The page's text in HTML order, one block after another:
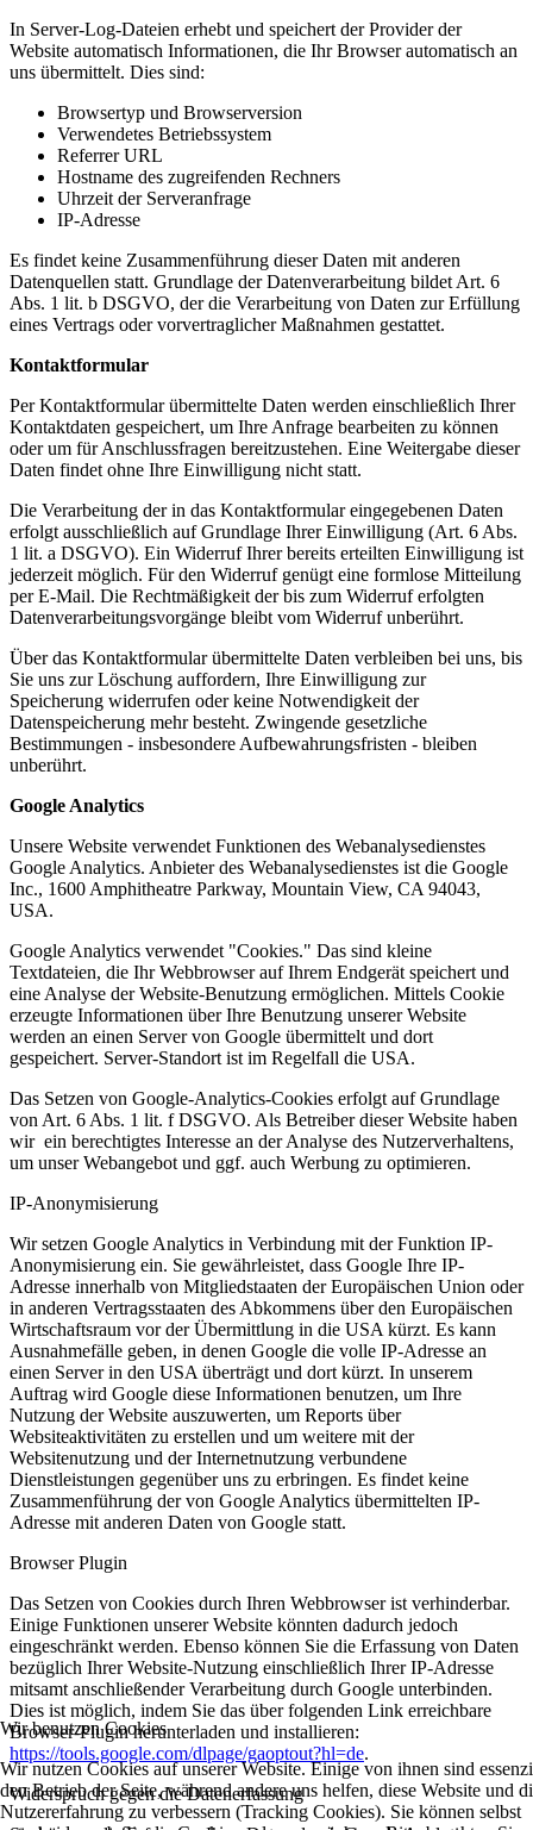
In Server-Log-Dateien erhebt und speichert der Provider der
Website automatisch Informationen, die Ihr Browser automatisch an
uns übermittelt. Dies sind:
Browsertyp und Browserversion
Verwendetes Betriebssystem
Referrer URL
Hostname des zugreifenden Rechners
Uhrzeit der Serveranfrage
IP-Adresse
Es findet keine Zusammenführung dieser Daten mit anderen
Datenquellen statt. Grundlage der Datenverarbeitung bildet Art. 6
Abs. 1 lit. b DSGVO, der die Verarbeitung von Daten zur Erfüllung
eines Vertrags oder vorvertraglicher Maßnahmen gestattet.
Kontaktformular
Per Kontaktformular übermittelte Daten werden einschließlich Ihrer
Kontaktdaten gespeichert, um Ihre Anfrage bearbeiten zu können
oder um für Anschlussfragen bereitzustehen. Eine Weitergabe dieser
Daten findet ohne Ihre Einwilligung nicht statt.
Die Verarbeitung der in das Kontaktformular eingegebenen Daten
erfolgt ausschließlich auf Grundlage Ihrer Einwilligung (Art. 6 Abs.
1 lit. a DSGVO). Ein Widerruf Ihrer bereits erteilten Einwilligung ist
jederzeit möglich. Für den Widerruf genügt eine formlose Mitteilung
per E-Mail. Die Rechtmäßigkeit der bis zum Widerruf erfolgten
Datenverarbeitungsvorgänge bleibt vom Widerruf unberührt.
Über das Kontaktformular übermittelte Daten verbleiben bei uns, bis
Sie uns zur Löschung auffordern, Ihre Einwilligung zur
Speicherung widerrufen oder keine Notwendigkeit der
Datenspeicherung mehr besteht. Zwingende gesetzliche
Bestimmungen - insbesondere Aufbewahrungsfristen - bleiben
unberührt.
Google Analytics
Unsere Website verwendet Funktionen des Webanalysedienstes
Google Analytics. Anbieter des Webanalysedienstes ist die Google
Inc., 1600 Amphitheatre Parkway, Mountain View, CA 94043,
USA.
Google Analytics verwendet "Cookies." Das sind kleine
Textdateien, die Ihr Webbrowser auf Ihrem Endgerät speichert und
eine Analyse der Website-Benutzung ermöglichen. Mittels Cookie
erzeugte Informationen über Ihre Benutzung unserer Website
werden an einen Server von Google übermittelt und dort
gespeichert. Server-Standort ist im Regelfall die USA.
Das Setzen von Google-Analytics-Cookies erfolgt auf Grundlage
von Art. 6 Abs. 1 lit. f DSGVO. Als Betreiber dieser Website haben
wir ein berechtigtes Interesse an der Analyse des Nutzerverhaltens,
um unser Webangebot und ggf. auch Werbung zu optimieren.
IP-Anonymisierung
Wir setzen Google Analytics in Verbindung mit der Funktion IP-
Anonymisierung ein. Sie gewährleistet, dass Google Ihre IP-
Adresse innerhalb von Mitgliedstaaten der Europäischen Union oder
in anderen Vertragsstaaten des Abkommens über den Europäischen
Wirtschaftsraum vor der Übermittlung in die USA kürzt. Es kann
Ausnahmefälle geben, in denen Google die volle IP-Adresse an
einen Server in den USA überträgt und dort kürzt. In unserem
Auftrag wird Google diese Informationen benutzen, um Ihre
Nutzung der Website auszuwerten, um Reports über
Websiteaktivitäten zu erstellen und um weitere mit der
Websitenutzung und der Internetnutzung verbundene
Dienstleistungen gegenüber uns zu erbringen. Es findet keine
Zusammenführung der von Google Analytics übermittelten IP-
Adresse mit anderen Daten von Google statt.
Browser Plugin
Das Setzen von Cookies durch Ihren Webbrowser ist verhinderbar.
Einige Funktionen unserer Website könnten dadurch jedoch
eingeschränkt werden. Ebenso können Sie die Erfassung von Daten
bezüglich Ihrer Website-Nutzung einschließlich Ihrer IP-Adresse
mitsamt anschließender Verarbeitung durch Google unterbinden.
Dies ist möglich, indem Sie das über folgenden Link erreichbare
Browser-Plugin herunterladen und installieren:
https://tools.google.com/dlpage/gaoptout?hl=de.
Widerspruch gegen die Datenerfassung
Wir benutzen Cookies
Wir nutzen Cookies auf unserer Website. Einige von ihnen sind
den Betrieb der Seite, während andere uns helfen, diese Website und
Nutzererfahrung zu verbessern (Tracking Cookies). Sie können selbst